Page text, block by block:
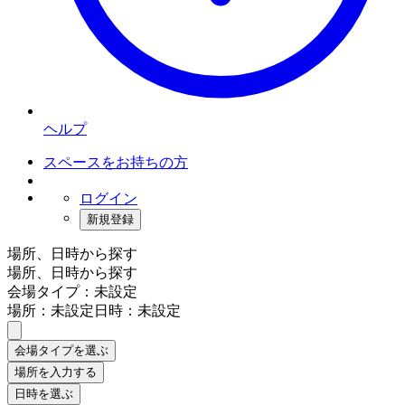
ヘルプ
スペースをお持ちの方
ログイン
新規登録
場所、日時から探す
場所、日時から探す
会場タイプ：未設定
場所：未設定日時：未設定
会場タイプを選ぶ
場所を入力する
日時を選ぶ